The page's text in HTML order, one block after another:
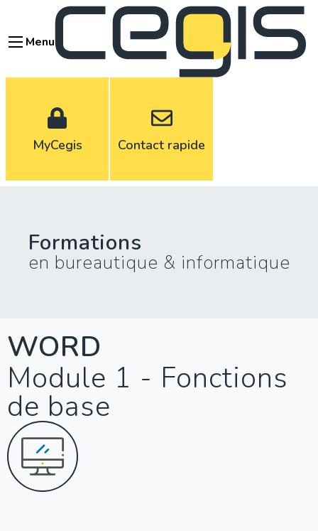
contenuMenu
MyCegis Contact rapide
Formations
en bureautique & informatique
WORD
Module 1 - Fonctions
de base